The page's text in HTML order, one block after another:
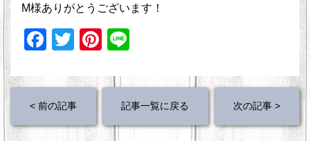
M様ありがとうございます！
F
c
e
b
T
tt
er
Pi
er
st
e
< 前の記事 記事一覧に戻る 次の記事 >